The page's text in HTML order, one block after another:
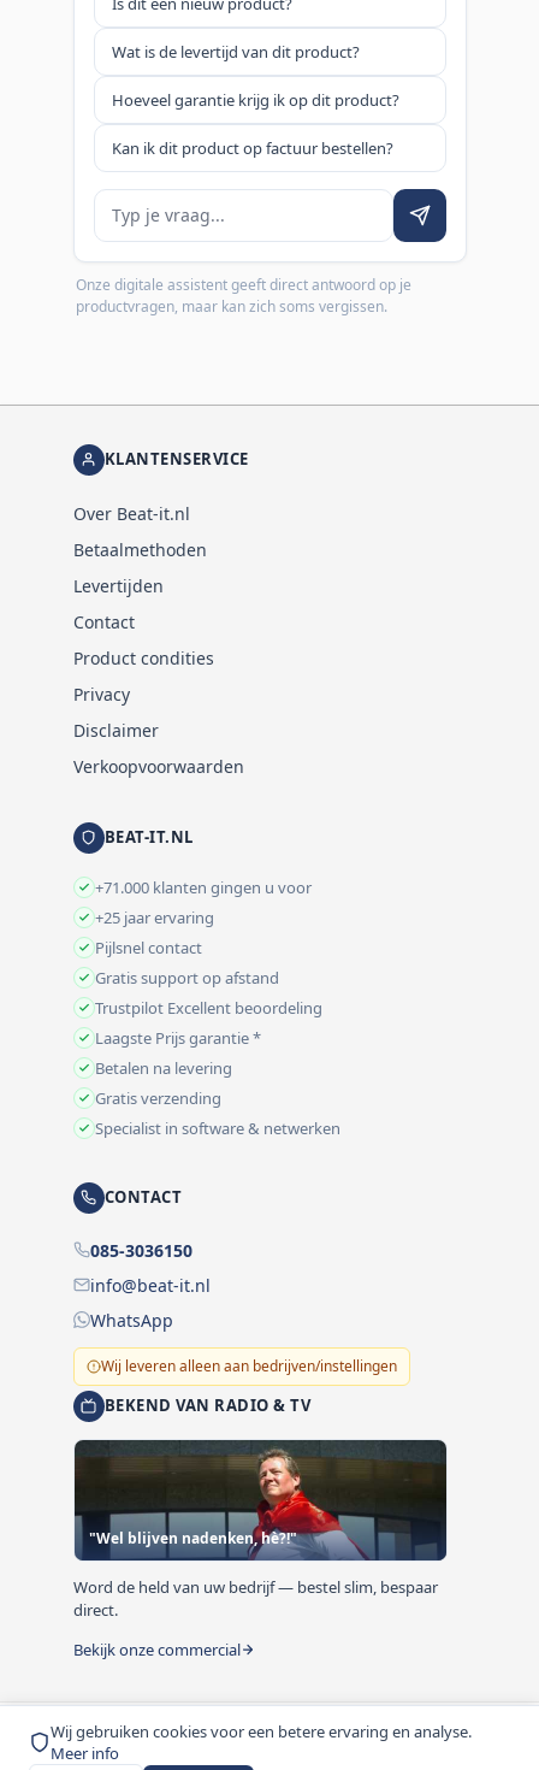
Wij gebruiken cookies voor een betere ervaring en analyse.
Meer info
Wat is de levertijd van dit product?
Hoeveel garantie krijg ik op dit product?
Kan ik dit product op factuur bestellen?
Je vraag
Onze digitale assistent geeft direct antwoord op je
productvragen, maar kan zich soms vergissen.
KLANTENSERVICE
Over Beat-it.nl
Betaalmethoden
Levertijden
Contact
Product condities
Privacy
Disclaimer
Verkoopvoorwaarden
BEAT-IT.NL
+71.000 klanten gingen u voor
+25 jaar ervaring
Pijlsnel contact
Gratis support op afstand
Trustpilot Excellent beoordeling
Laagste Prijs garantie *
Betalen na levering
Gratis verzending
Specialist in software & netwerken
CONTACT
085-3036150
info@beat-it.nl
WhatsApp
Wij leveren alleen aan bedrijven/instellingen
BEKEND VAN RADIO & TV
"Wel blijven nadenken, hè?!"
Word de held van uw bedrijf — bestel slim, bespaar
direct.
Bekijk onze commercial
© 1999-2026 Beat-it.nl. Vermelde prijzen zijn excl. BTW